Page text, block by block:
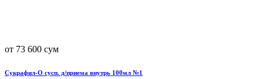
от 73 600 сум
Сукрафил-О сусп. д/приема внутрь 100мл №1